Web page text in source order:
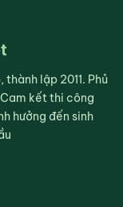
lập 2011. Phủ
kết thi công
hưởng đến sinh